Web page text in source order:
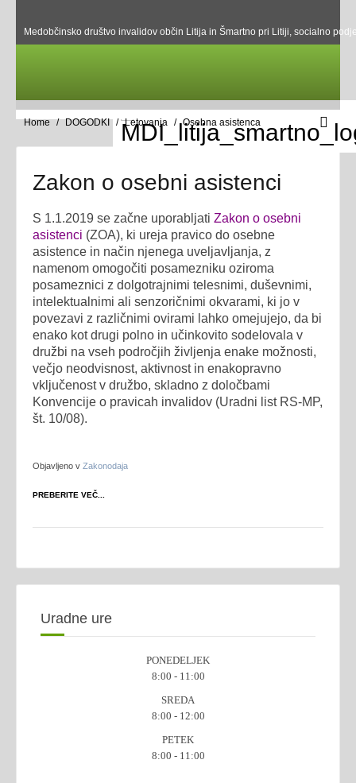
Medobčinsko društvo invalidov občin Litija in Šmartno pri Litiji, socialno
Home DOGODKI Letovanja Osebna asistenca
Zakon o osebni asistenci
S 1.1.2019 se začne uporabljati Zakon o osebni
asistenci (ZOA), ki ureja pravico do osebne
asistence in način njenega uveljavljanja, z
namenom omogočiti posamezniku oziroma
posameznici z dolgotrajnimi telesnimi, duševnimi,
intelektualnimi ali senzoričnimi okvarami, ki jo v
povezavi z različnimi ovirami lahko omejujejo, da bi
enako kot drugi polno in učinkovito sodelovala v
družbi na vseh področjih življenja enake možnosti,
večjo neodvisnost, aktivnost in enakopravno
vključenost v družbo, skladno z določbami
Konvencije o pravicah invalidov (Uradni list RS-MP,
št. 10/08).
Objavljeno v Zakonodaja
PREBERITE VEČ...
Uradne ure
PONEDELJEK
8:00 - 11:00
SREDA
8:00 - 12:00
PETEK
8:00 - 11:00